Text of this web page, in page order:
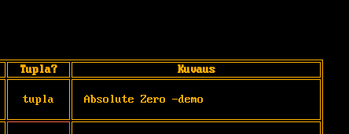
Tupla? Kuvaus
tupla Absolute Zero -demo